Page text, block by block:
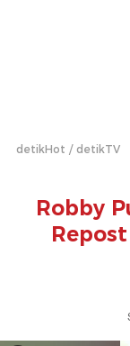
detikHot detikTV
Robby